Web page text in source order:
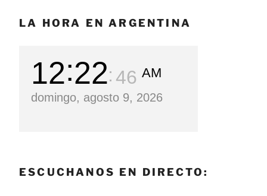
LA HORA EN ARGENTINA
12 22 47 AM
domingo, agosto 9, 2026
ESCUCHANOS EN DIRECTO: